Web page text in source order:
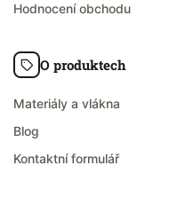
Hodnocení obchodu
O produktech
Materiály a vlákna
Blog
Kontaktní formulář